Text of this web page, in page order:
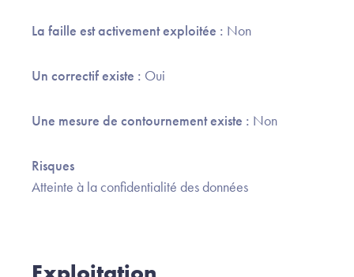
La faille est activement exploitée : Non
Un correctif existe : Oui
Une mesure de contournement existe : Non
Risques
Atteinte à la confidentialité des données